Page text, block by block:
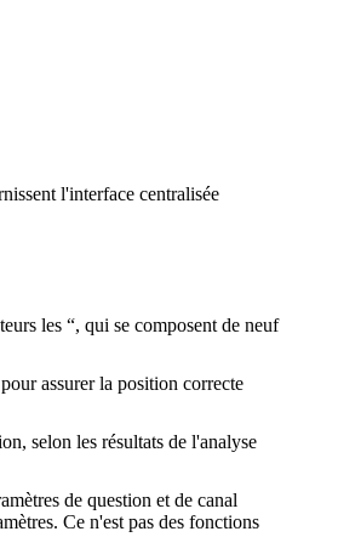
l'interface centralisée
les “, qui se composent de neuf
assurer la position correcte
selon les résultats de l'analyse
de question et de canal
Ce n'est pas des fonctions